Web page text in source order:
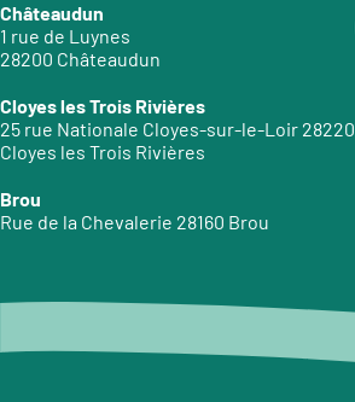
Châteaudun
1 rue de Luynes
28200 Châteaudun
Cloyes les Trois Rivières
25 rue Nationale Cloyes-sur-le-Loir 28220
Cloyes les Trois Rivières
Brou
Rue de la Chevalerie 28160 Brou